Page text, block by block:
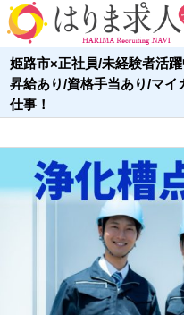
姫路市×正社員/未経験者活
昇給あり/資格手当あり/マ
仕事！